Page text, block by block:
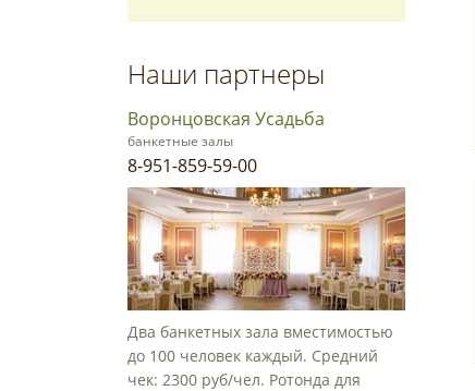
Наши партнеры
Воронцовская Усадьба
банкетные залы
8-951-859-59-00
Два банкетных зала вместимостью
до 100 человек каждый. Средний
чек: 2300 руб/чел. Ротонда для